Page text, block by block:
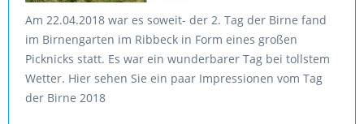
Am 22.04.2018 war es soweit- der 2. Tag der Birne fand
im Birnengarten im Ribbeck in Form eines großen
Picknicks statt. Es war ein wunderbarer Tag bei tollstem
Wetter. Hier sehen Sie ein paar Impressionen vom Tag
der Birne 2018